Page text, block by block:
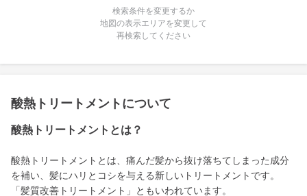
検索条件を変更するか
地図の表示エリアを変更して
再検索してください
酸熱トリートメントについて
酸熱トリートメントとは？
酸熱トリートメントとは、痛んだ髪から抜け落ちてしまった成分
を補い、髪にハリとコシを与える新しいトリートメントです。
「髪質改善トリートメント」ともいわれています。